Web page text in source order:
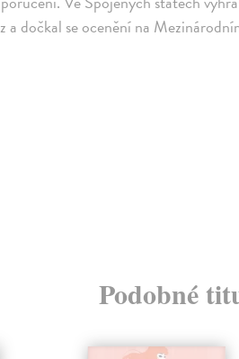
dočkal se ocenění na
Podobné